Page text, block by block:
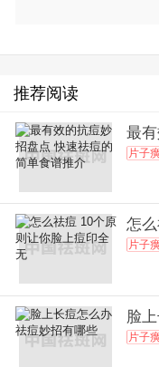
推荐阅读
最
片子
怎
片子
脸
片子